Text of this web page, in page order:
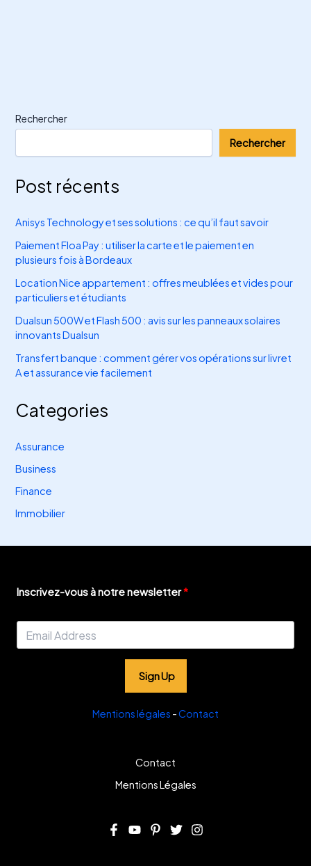
Rechercher
Rechercher
Post récents
Anisys Technology et ses solutions : ce qu’il faut savoir
Paiement Floa Pay : utiliser la carte et le paiement en
plusieurs fois à Bordeaux
Location Nice appartement : offres meublées et vides pour
particuliers et étudiants
Dualsun 500W et Flash 500 : avis sur les panneaux solaires
innovants Dualsun
Transfert banque : comment gérer vos opérations sur livret
A et assurance vie facilement
Categories
Assurance
Business
Finance
Immobilier
Inscrivez-vous à notre newsletter
Sign Up
Mentions légales -Contact
Contact
Mentions Légales